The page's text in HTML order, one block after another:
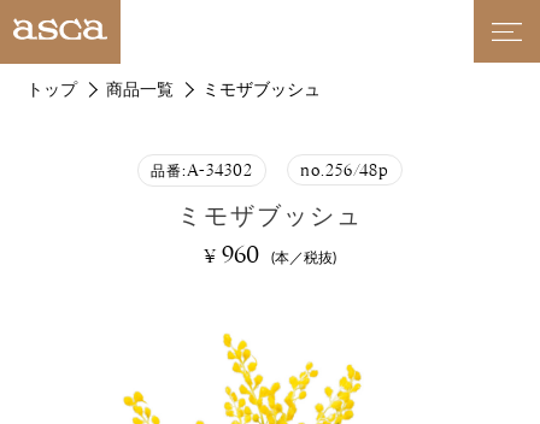
トップ 商品一覧 ミモザブッシュ
品番:A-34302 no.256/48p
ミモザブッシュ
¥ 960 (本／税抜)